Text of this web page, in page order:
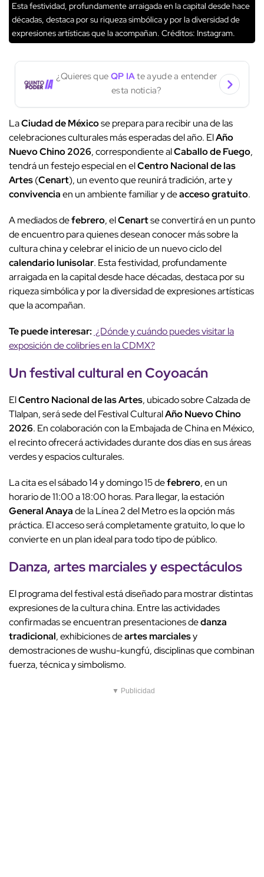
Esta festividad, profundamente arraigada en la capital desde hace
décadas, destaca por su riqueza simbólica y por la diversidad de
expresiones artísticas que la acompañan. Créditos: Instagram.
¿Quieres que QP IAte ayude a entender
esta noticia?
LaCiudad de Méxicose prepara para recibir una de las
celebraciones culturales más esperadas del año. ElAño
Nuevo Chino 2026, correspondiente alCaballo de Fuego,
tendrá un festejo especial en elCentro Nacional de las
Artes(Cenart), un evento que reunirá tradición, arte y
convivenciaen un ambiente familiar y deacceso gratuito.
A mediados defebrero, elCenartse convertirá en un punto
de encuentro para quienes desean conocer más sobre la
cultura china y celebrar el inicio de un nuevo ciclo del
calendario lunisolar. Esta festividad, profundamente
arraigada en la capital desde hace décadas, destaca por su
riqueza simbólica y por la diversidad de expresiones artísticas
que la acompañan.
Te puede interesar: ¿Dónde y cuándo puedes visitar la
exposición de colibríes en la CDMX?
Unfestival culturalen Coyoacán
ElCentro Nacional de las Artes, ubicado sobre Calzada de
Tlalpan, será sede del Festival CulturalAño Nuevo Chino
2026. En colaboración con la Embajada de China en México,
el recinto ofrecerá actividades durante dos días en sus áreas
verdes y espacios culturales.
La cita es el sábado 14 y domingo 15 defebrero, en un
horario de 11:00 a 18:00 horas. Para llegar, la estación
General Anayade la Línea 2 del Metro es la opción más
práctica. El acceso será completamente gratuito, lo que lo
convierte en un plan ideal para todo tipo de público.
Danza,artes marcialesy espectáculos
El programa del festival está diseñado para mostrar distintas
expresiones de la cultura china. Entre las actividades
confirmadas se encuentran presentaciones dedanza
tradicional, exhibiciones deartes marcialesy
demostraciones de wushu-kungfú, disciplinas que combinan
fuerza, técnica y simbolismo.
▼ Publicidad